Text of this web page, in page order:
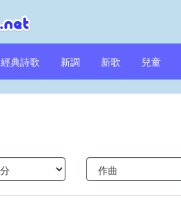
經典詩歌 新調 新歌 兒童